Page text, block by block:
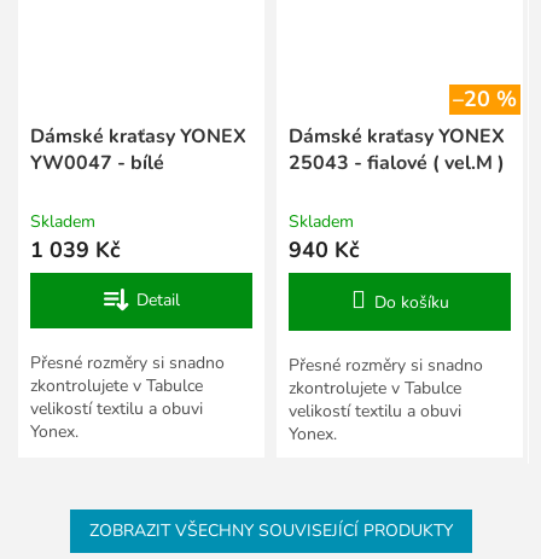
Dámské kraťasy YONEX
YW0047 - bílé
Skladem
1 039 Kč
Detail
Přesné rozměry si snadno
zkontrolujete v Tabulce
velikostí textilu a obuvi
Yonex.
–20 %
Dámské kraťasy YONEX
25043 - fialové ( vel.M )
Skladem
940 Kč
Do košíku
Přesné rozměry si snadno
zkontrolujete v Tabulce
velikostí textilu a obuvi
Yonex.
ZOBRAZIT VŠECHNY SOUVISEJÍCÍ PRODUKTY